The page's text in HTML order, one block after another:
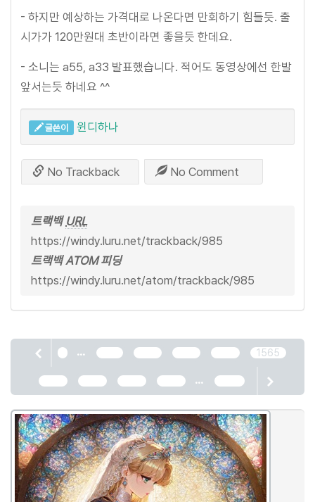
- 하지만 예상하는 가격대로 나온다면 만회하기 힘들듯. 출
시가가 120만원대 초반이라면 좋을듯 한데요.
- 소니는 a55, a33 발표했습니다. 적어도 동영상에선 한발
앞서는듯 하네요 ^^
글쓴이 윈디하나
No Trackback No Comment
트랙백 URL
https://windy.luru.net/trackback/985
트랙백 ATOM 피딩
https://windy.luru.net/atom/trackback/985
... 1565
...